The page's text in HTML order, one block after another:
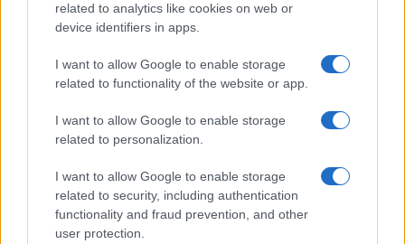
related to analytics like cookies on web or
device identifiers in apps.
I want to allow Google to enable storage
related to functionality of the website or app.
I want to allow Google to enable storage
related to personalization.
I want to allow Google to enable storage
related to security, including authentication
functionality and fraud prevention, and other
user protection.
#horoskop